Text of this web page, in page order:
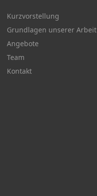
Kurzvorstellung
Grundlagen unserer Arbeit
Angebote
Team
Kontakt